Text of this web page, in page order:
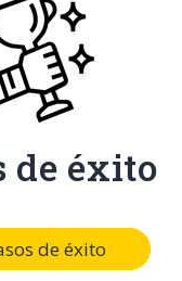
de éxito
de éxito